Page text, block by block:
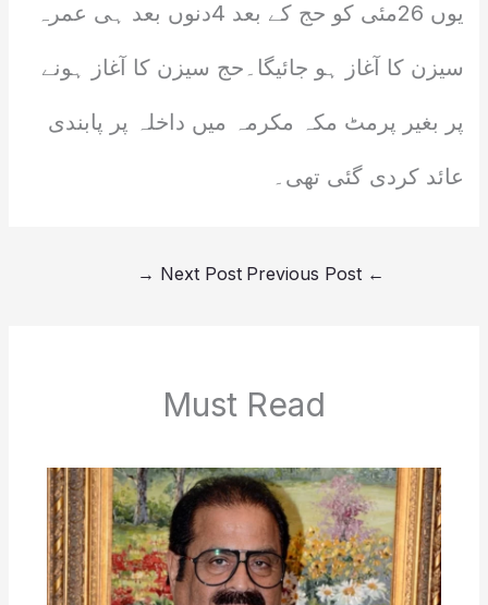
یوں 26مئی کو حج کے بعد 4دنوں بعد ہی عمرہ
سیزن کا آغاز ہو جائیگا۔حج سیزن کا آغاز ہونے
پر بغیر پرمٹ مکہ مکرمہ میں داخلہ پر پابندی
عائد کردی گئی تھی۔
←
Next Post
→
Must Read